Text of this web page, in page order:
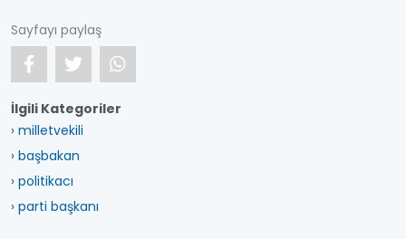
Sayfayı paylaş
İlgili Kategoriler
› milletvekili
› başbakan
› politikacı
› parti başkanı